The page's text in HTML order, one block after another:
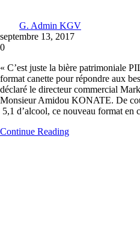
G. Admin KGV
septembre 13, 2017
0
« C’est juste la bière patrimoniale
format canette pour répondre aux
déclaré le directeur commercial
Monsieur Amidou KONATE. De
5,1 d’alcool, ce nouveau format en
Continue Reading